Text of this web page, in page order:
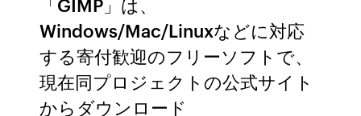
Windows/Mac/Linuxなどに対応
する寄付歓迎のフリーソフトで、
現在同プロジェクトの公式サイト
からダウンロード